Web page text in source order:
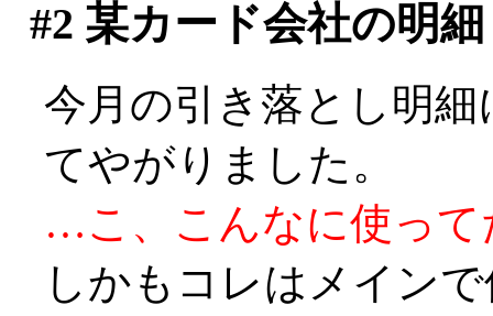
#2 某カード会社の明細
今月の引き落とし明
てやがりました。
…こ、こんなに使って
しかもコレはメイン